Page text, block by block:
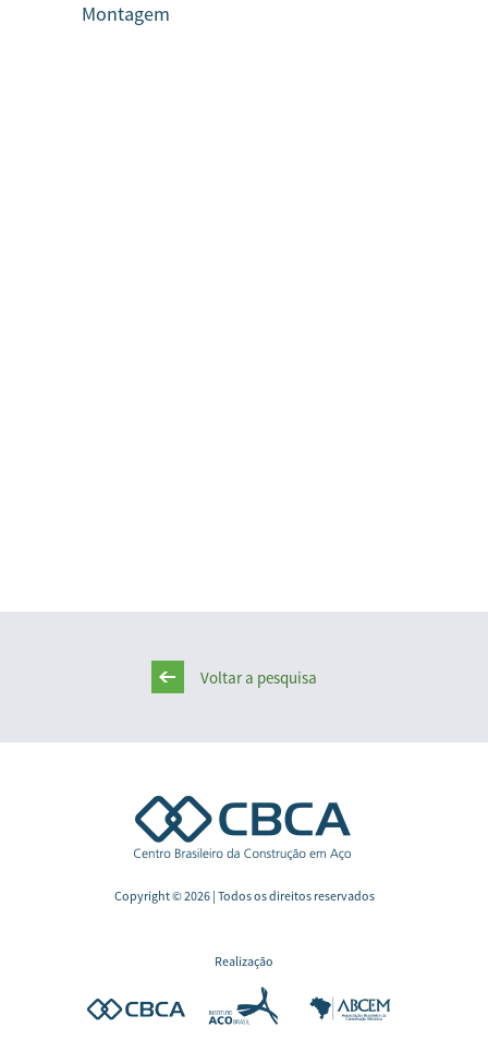
Montagem
Voltar a pesquisa
Copyright © 2026 | Todos os direitos reservados
Realização